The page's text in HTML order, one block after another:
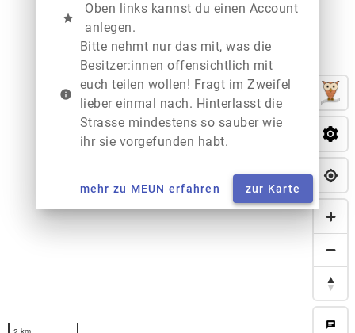
chat
star
Oben links kannst du einen Account
anlegen.
info
Bitte nehmt nur das mit, was die
Besitzer:innen offensichtlich mit
euch teilen wollen! Fragt im Zweifel
lieber einmal nach. Hinterlasst die
Strasse mindestens so sauber wie
ihr sie vorgefunden habt.
mehr zu MEUN erfahren zur Karte